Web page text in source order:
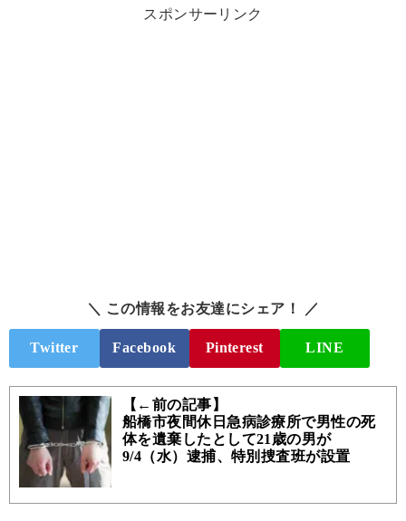
スポンサーリンク
＼ この情報をお友達にシェア！ ／
Twitter Facebook Pinterest LINE
【←前の記事】
船橋市夜間休日急病診療所で男性の死
体を遺棄したとして21歳の男が
9/4（水）逮捕、特別捜査班が設置